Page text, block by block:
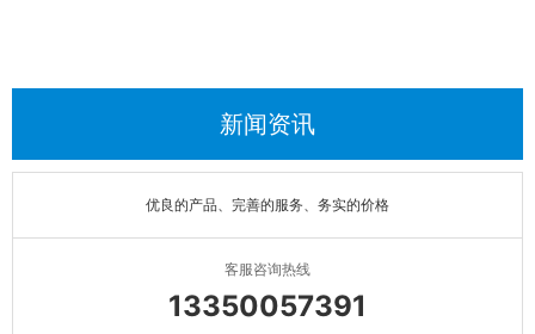
新闻资讯
优良的产品、完善的服务、务实的价格
客服咨询热线
13350057391